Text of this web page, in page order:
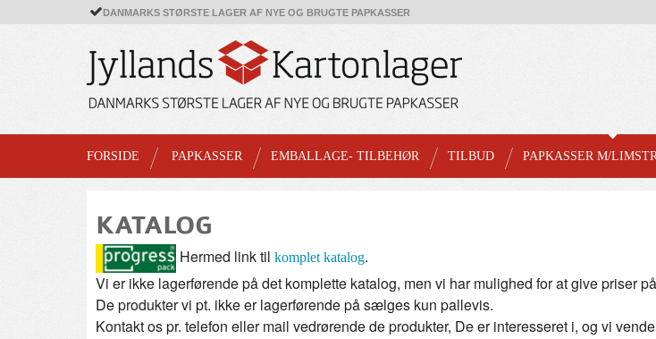
DANMARKS STØRSTE LAGER AF NYE OG BRUGTE PAPKASSER
FORSIDE PAPKASSER EMBALLAGE- TILBEHØR TILBUD PAPKASSER M/
KATALOG
Hermed link til komplet katalog.
Vi er ikke lagerførende på det komplette katalog, men vi har mulighed for at give priser
De produkter vi pt. ikke er lagerførende på sælges kun pallevis.
Kontakt os pr. telefon eller mail vedrørende de produkter, De er interesseret i, og vi